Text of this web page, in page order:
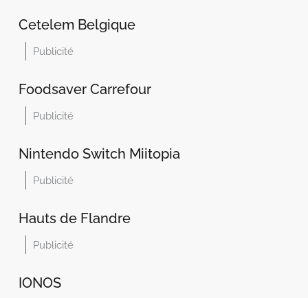
Cetelem Belgique
Publicité
Foodsaver Carrefour
Publicité
Nintendo Switch Miitopia
Publicité
Hauts de Flandre
Publicité
IONOS